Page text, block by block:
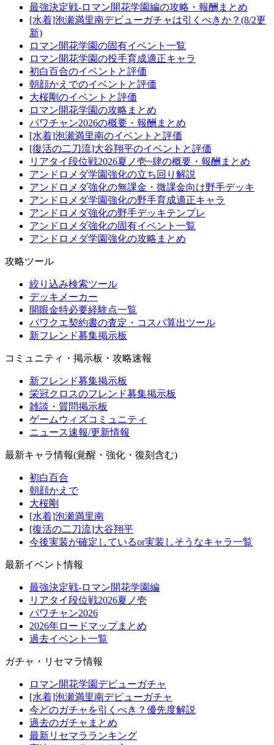
最強決定戦-ロマン開花学園編の攻略・報酬まとめ
[水着]泡瀬満里南デビューガチャは引くべきか？(8/2更
新)
ロマン開花学園の固有イベント一覧
ロマン開花学園の投手育成適正キャラ
初白百合のイベントと評価
朝顔かえでのイベントと評価
大桜剛のイベントと評価
ロマン開花学園の攻略まとめ
パワチャン2026の概要・報酬まとめ
[水着]泡瀬満里南のイベントと評価
[復活の二刀流]大谷翔平のイベントと評価
リアタイ段位戦2026夏ノ壱~肆の概要・報酬まとめ
アンドロメダ学園強化の立ち回り解説
アンドロメダ強化の無課金・微課金向け野手デッキ
アンドロメダ学園強化の野手育成適正キャラ
アンドロメダ強化の野手デッキテンプレ
アンドロメダ強化の固有イベント一覧
アンドロメダ学園強化の攻略まとめ
攻略ツール
絞り込み検索ツール
デッキメーカー
開眼金特必要経験点一覧
パワクエ契約書の査定・コスパ算出ツール
新フレンド募集掲示板
コミュニティ・掲示板・攻略速報
新フレンド募集掲示板
栄冠クロスのフレンド募集掲示板
雑談・質問掲示板
ゲームウィズコミュニティ
ニュース速報/更新情報
最新キャラ情報(覚醒・強化・復刻含む)
初白百合
朝顔かえで
大桜剛
[水着]泡瀬満里南
[復活の二刀流]大谷翔平
今後実装が確定しているor実装しそうなキャラ一覧
最新イベント情報
最強決定戦-ロマン開花学園編
リアタイ段位戦2026夏ノ壱
パワチャン2026
2026年ロードマップまとめ
過去イベント一覧
ガチャ・リセマラ情報
ロマン開花学園デビューガチャ
[水着]泡瀬満里南デビューガチャ
今どのガチャを引くべき？優先度解説
過去のガチャまとめ
最新リセマラランキング